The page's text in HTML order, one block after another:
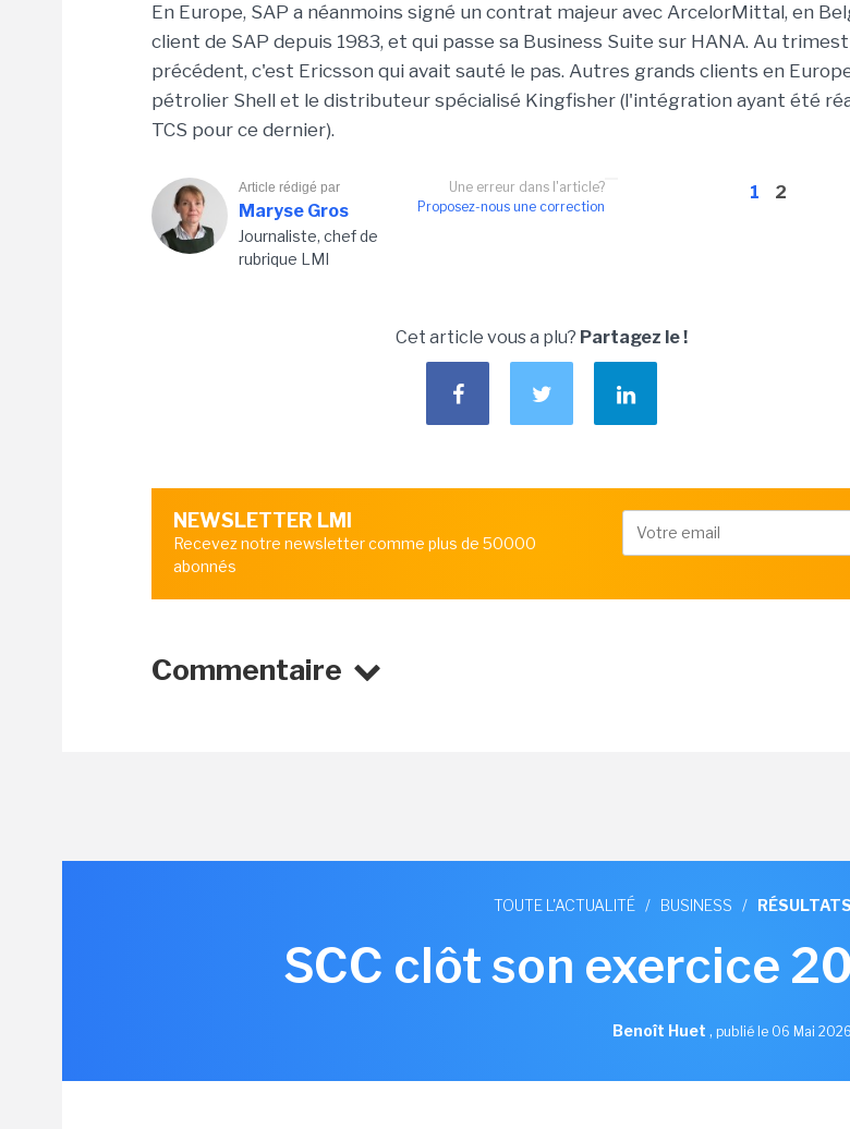
En Europe, SAP a néanmoins signé un contrat majeur avec ArcelorMittal, en
client de SAP depuis 1983, et qui passe sa Business Suite sur HANA. Au
précédent, c'est Ericsson qui avait sauté le pas. Autres grands clients en
pétrolier Shell et le distributeur spécialisé Kingfisher (l'intégration ayant été
TCS pour ce dernier).
1 2
Une erreur dans l'article?
Proposez-nous une correction
Article rédigé par
Maryse Gros
Journaliste, chef de
rubrique LMI
Cet article vous a plu? Partagez le !
NEWSLETTER LMI
Recevez notre newsletter comme plus de 50000
abonnés
Commentaire
TOUTE L'ACTUALITÉ / BUSINESS /
SCC clôt son exercice
Benoît Huet , publié le 06 Mai 2026